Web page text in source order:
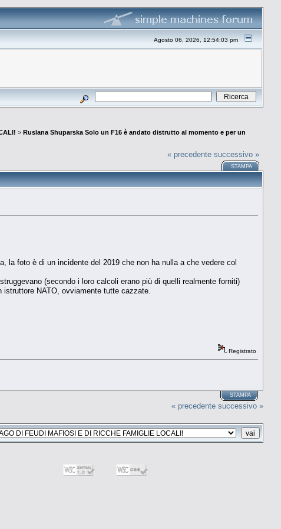
Agosto 06, 2026, 12:54:03 pm
> Ruslana Shuparska Solo un F16 è andato distrutto al momento e per un
« precedente successivo »
STAMPA
la foto è di un incidente del 2019 che non ha nulla a che vedere col
(secondo i loro calcoli erano più di quelli realmente forniti)
NATO, ovviamente tutte cazzate.
Registrato
STAMPA
« precedente successivo »